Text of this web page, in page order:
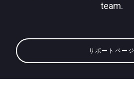
team.
サポートページ
プライバシーポリシー